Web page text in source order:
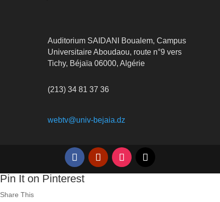
Auditorium SAIDANI Boualem, Campus
Universitaire Aboudaou, route n°9 vers
Tichy, Béjaïa 06000, Algérie
(213) 34 81 37 36
webtv@univ-bejaia.dz
Pin It on Pinterest
Share This